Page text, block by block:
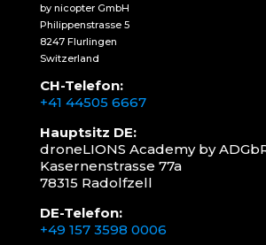
by nicopter GmbH
Philippenstrasse 5
8247 Flurlingen
Switzerland
CH-Telefon:
+41 44505 6667
Hauptsitz DE:
droneLIONS Academy by
Kasernenstrasse 77a
78315 Radolfzell
DE-Telefon:
+49 157 3598 0006